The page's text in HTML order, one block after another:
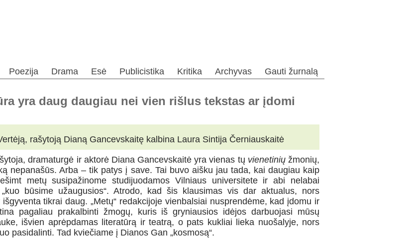
Poezija Drama Esė Publicistika Kritika Archyvas Gauti žurnalą
yra daug daugiau nei vien rišlus tekstas ar įdomi
rašytoją Dianą Gancevskaitę kalbina Laura Sintija Černiauskaitė
dramaturgė ir aktorė Diana Gancevskaitė yra vienas tų vienetiniųžmonių,
nepanašūs. Arba – tik patys į save. Tai buvo aišku jau tada, kai daugiau kaip
metų susipažinome studijuodamos Vilniaus universitete ir abi nelabai
būsime užaugusios“. Atrodo, kad šis klausimas vis dar aktualus, nors
tikrai daug. „Metų“ redakcijoje vienbalsiai nusprendėme, kad įdomu ir
pagaliau prakalbinti žmogų, kuris iš gryniausios idėjos darbuojasi mūsų
išvien aprėpdamas literatūrą ir teatrą, o pats kukliai lieka nuošalyje, nors
pasidalinti. Tad kviečiame į Dianos Gan „kosmosą“.